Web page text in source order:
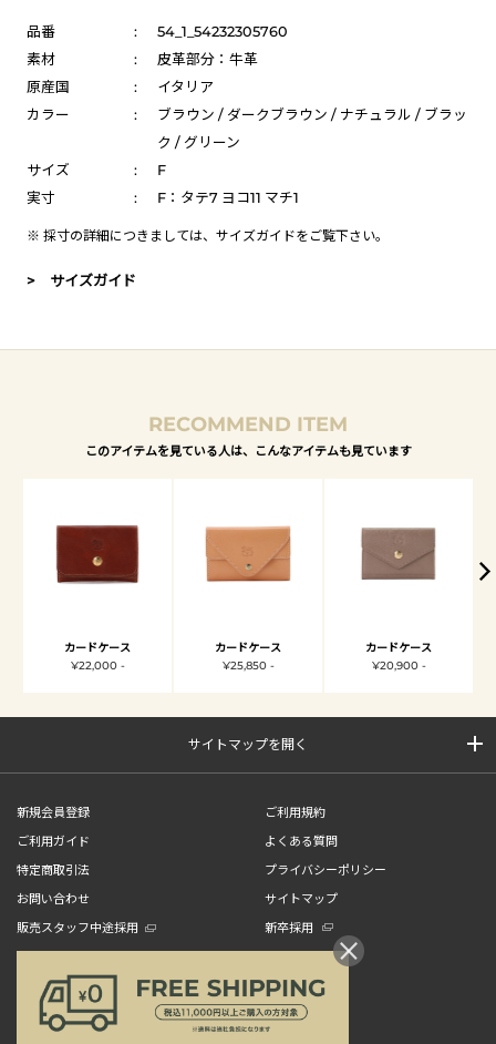
品番 :
54_1_54232305760
素材
:
皮革部分：牛革
原産国
:
イタリア
カラー
:
ブラウン / ダークブラウン / ナチュラル / ブラッ
ク / グリーン
サイズ
:
F
実寸
: F：タテ7 ヨコ11 マチ1
※ 採寸の詳細につきましては、 サイズガイドをご覧下さい。
> サイズガイド
RECOMMEND ITEM
このアイテムを見ている人は、こんなアイテムも見ています
カードケース
¥22,000 -
カードケース
¥25,850 -
カードケース
¥20,900 -
サイトマップを開く
新規会員登録
ご利用規約
ご利用ガイド
よくある質問
特定商取引法
プライバシーポリシー
お問い合わせ
サイトマップ
販売スタッフ中途採用
新卒採用